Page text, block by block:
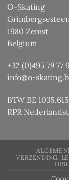
O-Skating
1980 Zemst
Belgium
+32 (0)495 79 77
info@o-
BTW BE
RPR
VERZENDING,